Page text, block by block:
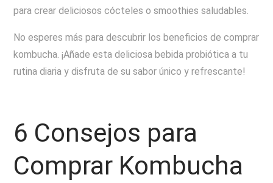
para crear deliciosos cócteles o smoothies saludables.
No esperes más para descubrir los beneficios de comprar
kombucha. ¡Añade esta deliciosa bebida probiótica a tu
rutina diaria y disfruta de su sabor único y refrescante!
6 Consejos para
Comprar Kombucha